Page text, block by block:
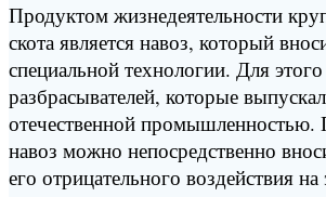
Продуктом жизнедеятельности
скота является навоз, который
специальной технологии. Для
разбрасывателей, которые
отечественной промышленностью.
навоз можно непосредственно
его отрицательного воздействия на